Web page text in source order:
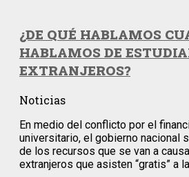
¿DE QUÉ HABLAMOS
HABLAMOS DE
EXTRANJEROS?
Noticias
En medio del conflicto por el
universitario, el gobierno nacional
de los recursos que se van a
extranjeros que asisten “gratis” a